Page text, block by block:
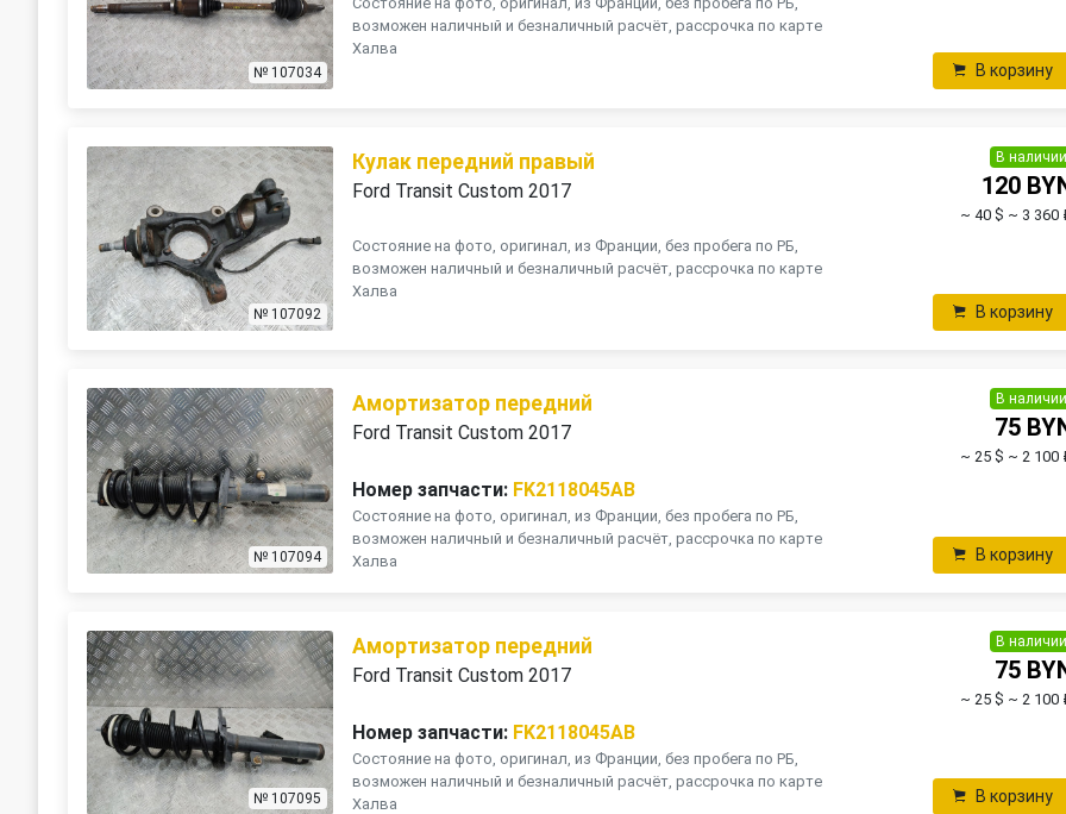
№ 107034
возможен наличный и безналичный расчёт, рассрочка по карте
Халва
В корзину
№ 107092
Кулак передний правый
Ford Transit Custom 2017
Состояние на фото, оригинал, из Франции, без пробега по РБ,
возможен наличный и безналичный расчёт, рассрочка по карте
Халва
В наличии
120
~ 40 $ ~ 3 360
В корзину
№ 107094
Амортизатор передний
Ford Transit Custom 2017
Номер запчасти: FK2118045AB
Состояние на фото, оригинал, из Франции, без пробега по РБ,
возможен наличный и безналичный расчёт, рассрочка по карте
Халва
В наличии
75
~ 25 $ ~ 2 100
В корзину
№ 107095
Амортизатор передний
Ford Transit Custom 2017
Номер запчасти: FK2118045AB
Состояние на фото, оригинал, из Франции, без пробега по РБ,
возможен наличный и безналичный расчёт, рассрочка по карте
Халва
В наличии
75
~ 25 $ ~ 2 100
В корзину